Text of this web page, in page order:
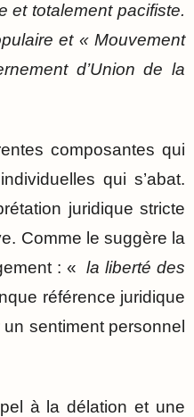
et totalement pacifiste.
et « Mouvement
d’Union de la
composantes qui
qui s’abat.
juridique stricte
Comme le suggère la
: « la liberté des
référence juridique
sentiment personnel
à la délation et une